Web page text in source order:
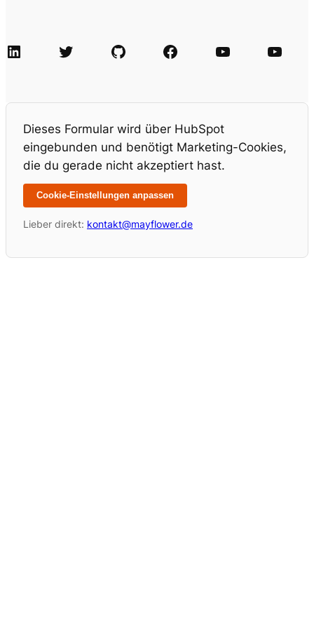
LinkedIn Twitter GitHub Facebook Agile Videos Tech-Videos
Dieses Formular wird über HubSpot
eingebunden und benötigt Marketing-Cookies,
die du gerade nicht akzeptiert hast.
Cookie-Einstellungen anpassen
Lieber direkt: kontakt@mayflower.de